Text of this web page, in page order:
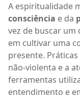
A espiritualidade
consciência e da
vez de buscar um
em cultivar uma
presente.
não-violenta e a
ferramentas
entendimento e